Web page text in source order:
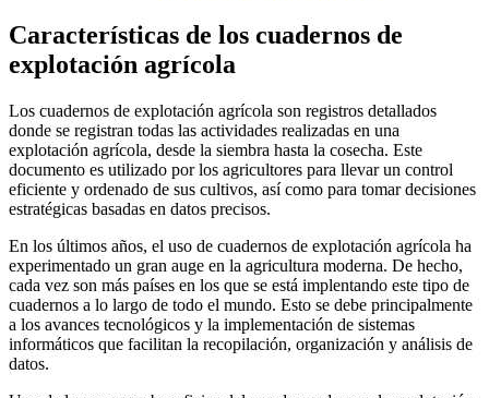
Características de los cuadernos de
explotación agrícola
Los cuadernos de explotación agrícola son registros detallados
donde se registran todas las actividades realizadas en una
explotación agrícola, desde la siembra hasta la cosecha. Este
documento es utilizado por los agricultores para llevar un control
eficiente y ordenado de sus cultivos, así como para tomar decisiones
estratégicas basadas en datos precisos.
En los últimos años, el uso de cuadernos de explotación agrícola ha
experimentado un gran auge en la agricultura moderna. De hecho,
cada vez son más países en los que se está implentando este tipo de
cuadernos a lo largo de todo el mundo. Esto se debe principalmente
a los avances tecnológicos y la implementación de sistemas
informáticos que facilitan la recopilación, organización y análisis de
datos.